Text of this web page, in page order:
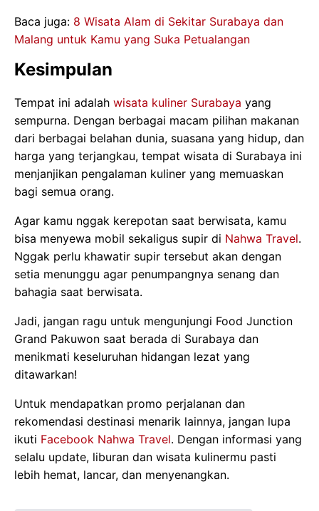
Baca juga: 8 Wisata Alam di Sekitar Surabaya dan
Malang untuk Kamu yang Suka Petualangan
Kesimpulan
Tempat ini adalah wisata kuliner Surabaya yang
sempurna. Dengan berbagai macam pilihan makanan
dari berbagai belahan dunia, suasana yang hidup, dan
harga yang terjangkau, tempat wisata di Surabaya ini
menjanjikan pengalaman kuliner yang memuaskan
bagi semua orang.
Agar kamu nggak kerepotan saat berwisata, kamu
bisa menyewa mobil sekaligus supir di Nahwa Travel.
Nggak perlu khawatir supir tersebut akan dengan
setia menunggu agar penumpangnya senang dan
bahagia saat berwisata.
Jadi, jangan ragu untuk mengunjungi Food Junction
Grand Pakuwon saat berada di Surabaya dan
menikmati keseluruhan hidangan lezat yang
ditawarkan!
Untuk mendapatkan promo perjalanan dan
rekomendasi destinasi menarik lainnya, jangan lupa
ikuti Facebook Nahwa Travel. Dengan informasi yang
selalu update, liburan dan wisata kulinermu pasti
lebih hemat, lancar, dan menyenangkan.